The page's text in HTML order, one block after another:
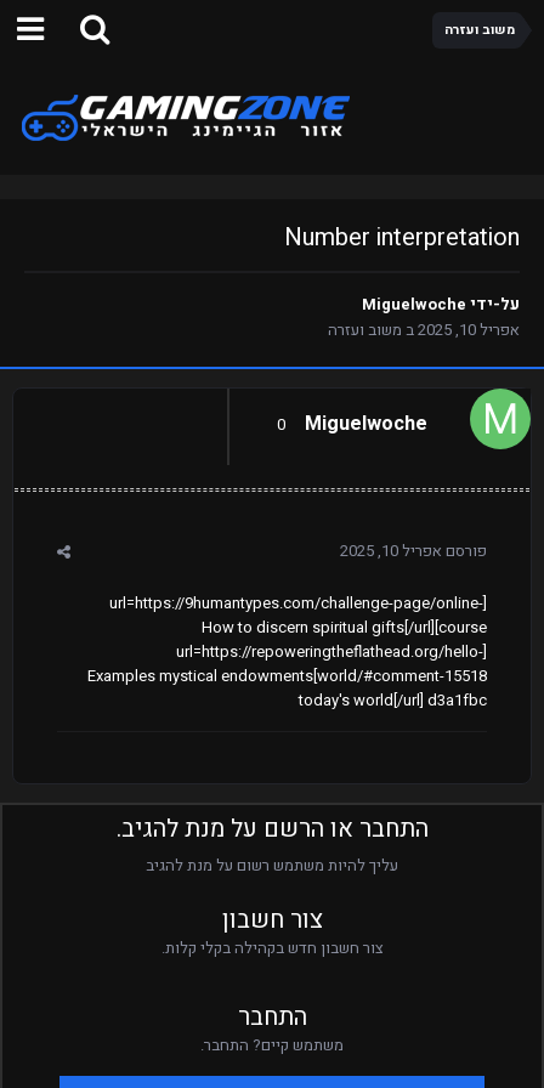
משוב ועזרה
Number interpretation
על-ידי Miguelwoche
אפריל 10, 2025
ב משוב ועזרה
Miguelwoche
0
פורסם אפריל 10, 2025
[url=https://9humantypes.com/challenge-page/online-
course]How to discern spiritual gifts[/url]
[url=https://repoweringtheflathead.org/hello-
world/#comment-15518]Examples mystical endowments
today's world[/url] d3a1fbc
התחבר או הרשם על מנת להגיב.
עליך להיות משתמש רשום על מנת להגיב
צור חשבון
צור חשבון חדש בקהילה בקלי קלות.
התחבר
משתמש קיים? התחבר.